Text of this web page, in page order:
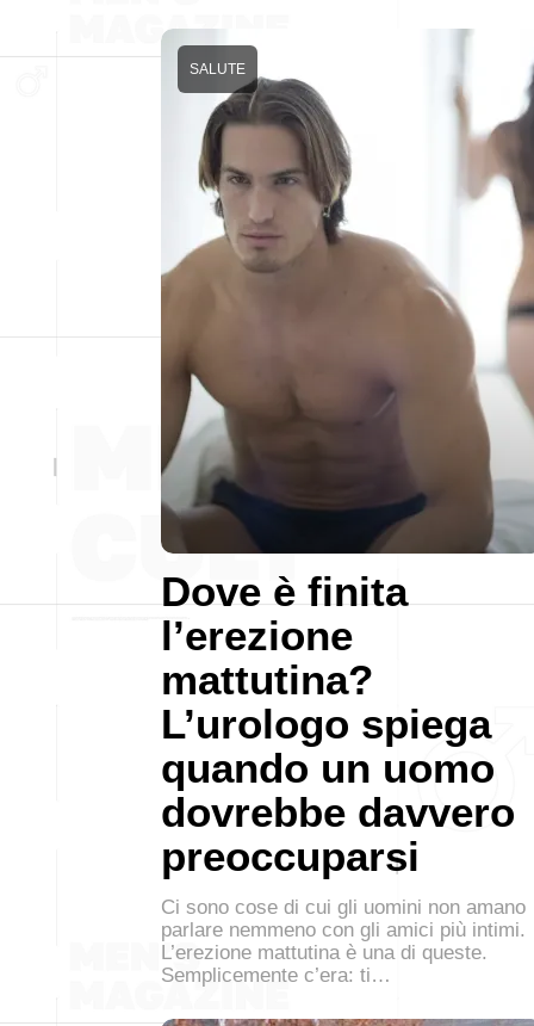
Dove è finita
l’erezione
mattutina?
L’urologo spiega
quando un uomo
dovrebbe davvero
preoccuparsi
SALUTE
Ci sono cose di cui gli uomini non amano
parlare nemmeno con gli amici più intimi.
L’erezione mattutina è una di queste.
Semplicemente c’era: ti…